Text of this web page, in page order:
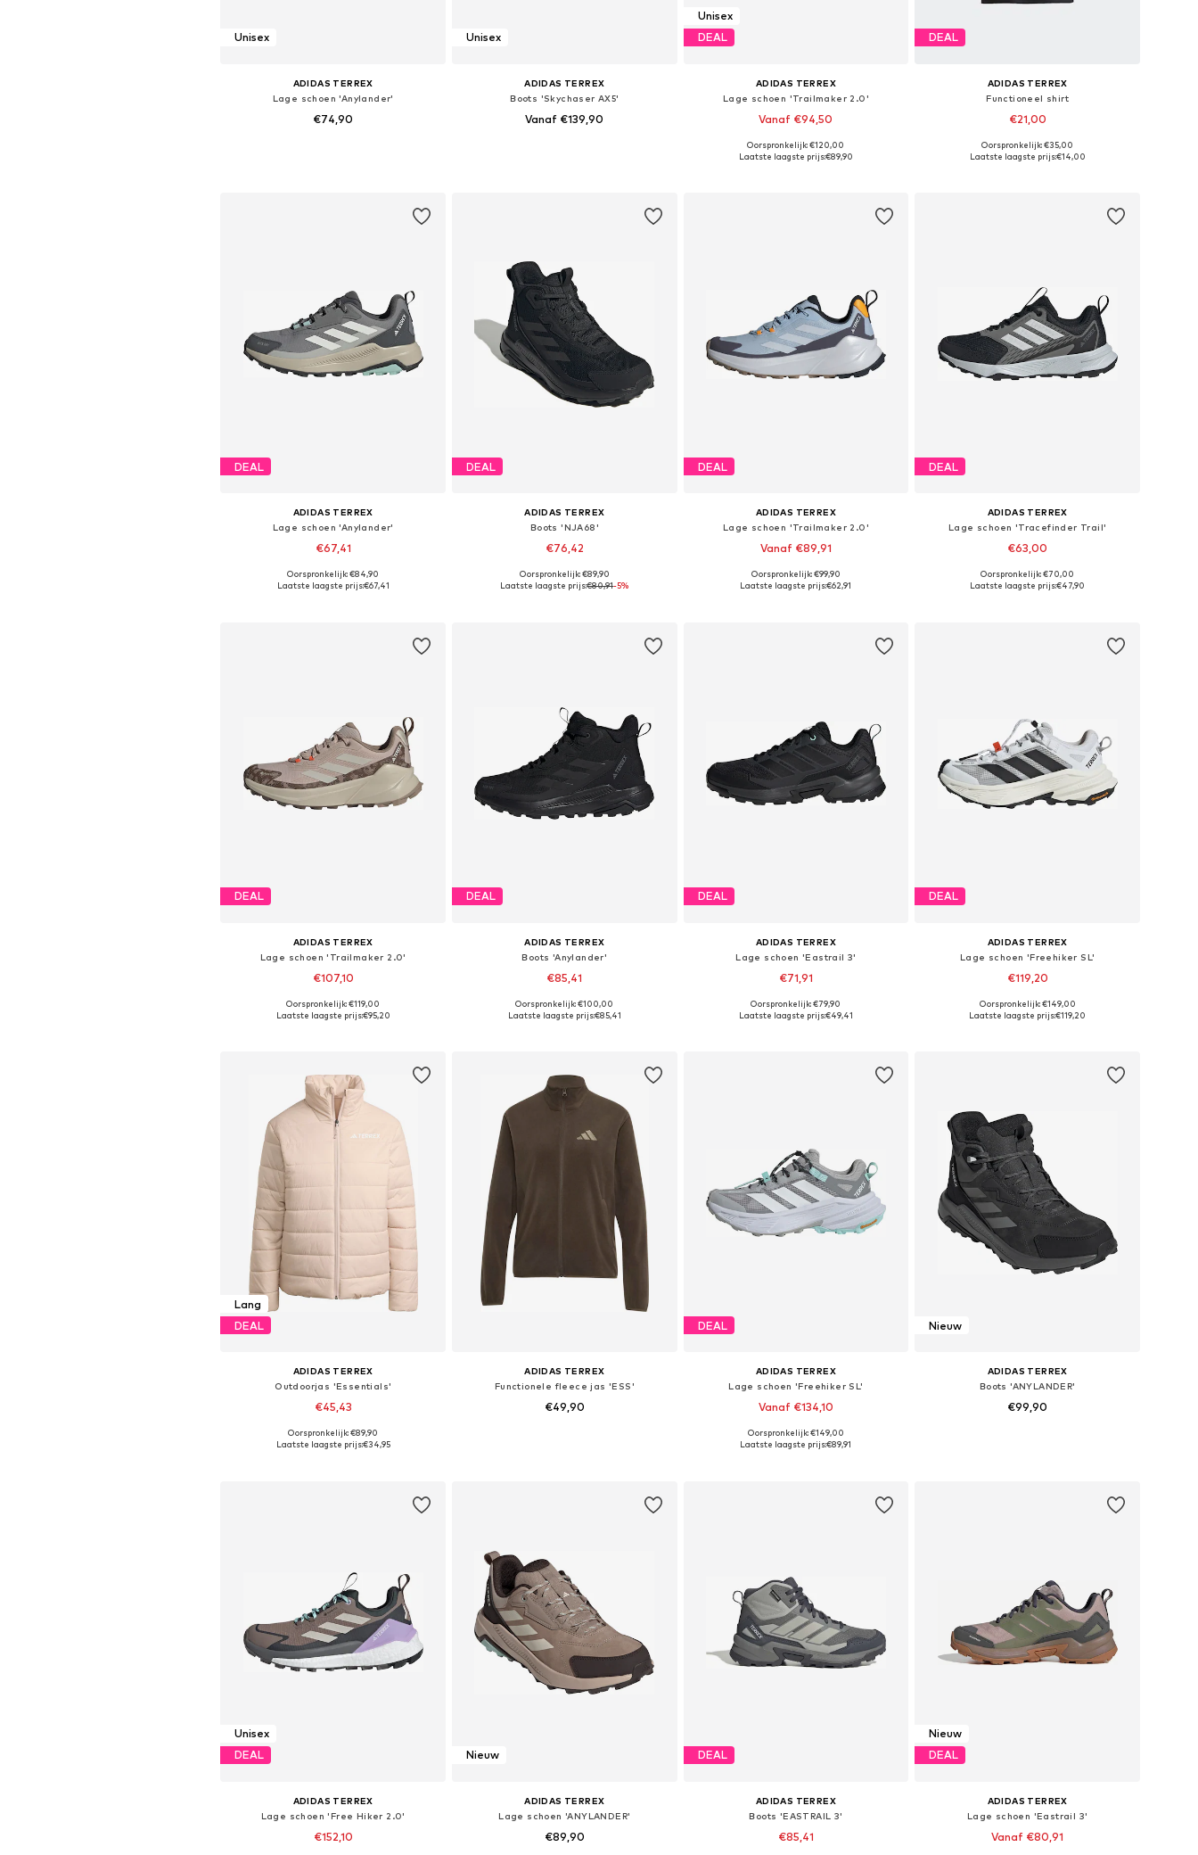
Unisex
ADIDAS TERREX
Lage schoen 'Anylander'
€74,90
Unisex
ADIDAS TERREX
Boots 'Skychaser AX5'
Vanaf €139,90
Unisex
DEAL
ADIDAS TERREX
Lage schoen 'Trailmaker 2.0'
Vanaf €94,50
Beschikbaar in vele maten
Oorspronkelijk: €120,00
Laatste laagste prijs:€89,90
DEAL
ADIDAS TERREX
Functioneel shirt
€21,00
Beschikbare maten: XXXS-XXS, XXXL-4XL
Oorspronkelijk: €35,00
Laatste laagste prijs:€14,00
DEAL
ADIDAS TERREX
Lage schoen 'Anylander'
€67,41
Beschikbaar in vele maten
Oorspronkelijk: €84,90
Laatste laagste prijs:€67,41
DEAL
ADIDAS TERREX
Boots 'NJA68'
€76,42
Beschikbaar in vele maten
Oorspronkelijk: €89,90
Laatste laagste prijs:€80,91-5%
DEAL
ADIDAS TERREX
Lage schoen 'Trailmaker 2.0'
Vanaf €89,91
Beschikbaar in vele maten
Oorspronkelijk: €99,90
Laatste laagste prijs:€62,91
DEAL
ADIDAS TERREX
Lage schoen 'Tracefinder Trail'
€63,00
+1
Beschikbaar in vele maten
Oorspronkelijk: €70,00
Laatste laagste prijs:€47,90
DEAL
ADIDAS TERREX
Lage schoen 'Trailmaker 2.0'
€107,10
+1
Beschikbaar in vele maten
Oorspronkelijk: €119,00
Laatste laagste prijs:€95,20
DEAL
ADIDAS TERREX
Boots 'Anylander'
€85,41
+1
Beschikbaar in vele maten
Oorspronkelijk: €100,00
Laatste laagste prijs:€85,41
DEAL
ADIDAS TERREX
Lage schoen 'Eastrail 3'
€71,91
+1
Beschikbaar in vele maten
Oorspronkelijk: €79,90
Laatste laagste prijs:€49,41
DEAL
ADIDAS TERREX
Lage schoen 'Freehiker SL'
€119,20
+2
Beschikbaar in vele maten
Oorspronkelijk: €149,00
Laatste laagste prijs:€119,20
Lang
DEAL
ADIDAS TERREX
Outdoorjas 'Essentials'
€45,43
Beschikbare maten: XS, S, M, L, XL
Oorspronkelijk: €89,90
Laatste laagste prijs:€34,95
ADIDAS TERREX
Functionele fleece jas 'ESS'
€49,90
DEAL
ADIDAS TERREX
Lage schoen 'Freehiker SL'
Vanaf €134,10
+2
Beschikbaar in vele maten
Oorspronkelijk: €149,00
Laatste laagste prijs:€89,91
Nieuw
ADIDAS TERREX
Boots 'ANYLANDER'
€99,90
Unisex
DEAL
ADIDAS TERREX
Lage schoen 'Free Hiker 2.0'
€152,10
Nieuw
ADIDAS TERREX
Lage schoen 'ANYLANDER'
€89,90
DEAL
ADIDAS TERREX
Boots 'EASTRAIL 3'
€85,41
Nieuw
DEAL
ADIDAS TERREX
Lage schoen 'Eastrail 3'
Vanaf €80,91